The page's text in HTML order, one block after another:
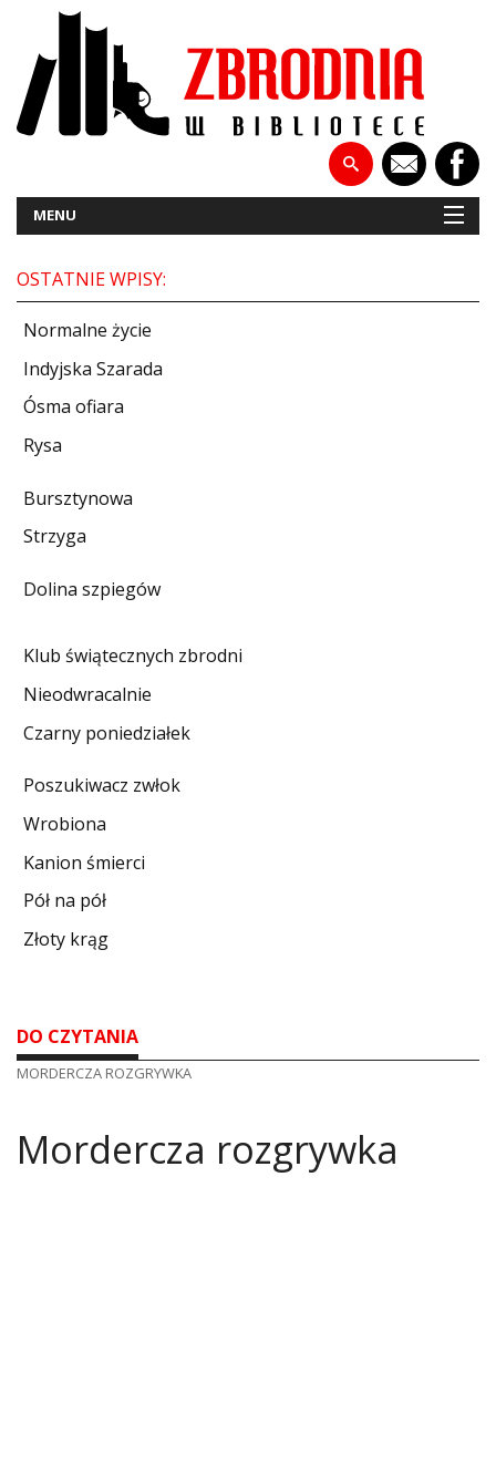
MENU
PATRONATY
WYWIADY
RECENZJE
DO CZYTANIA
KONTAKT
OSTATNIE WPISY:
Normalne życie
Indyjska Szarada
Ósma ofiara
Rysa
Bursztynowa
Strzyga
Dolina szpiegów
Klub świątecznych zbrodni
Nieodwracalnie
Czarny poniedziałek
Poszukiwacz zwłok
Wrobiona
Kanion śmierci
Pół na pół
Złoty krąg
DO CZYTANIA
MORDERCZA ROZGRYWKA
Mordercza rozgrywka